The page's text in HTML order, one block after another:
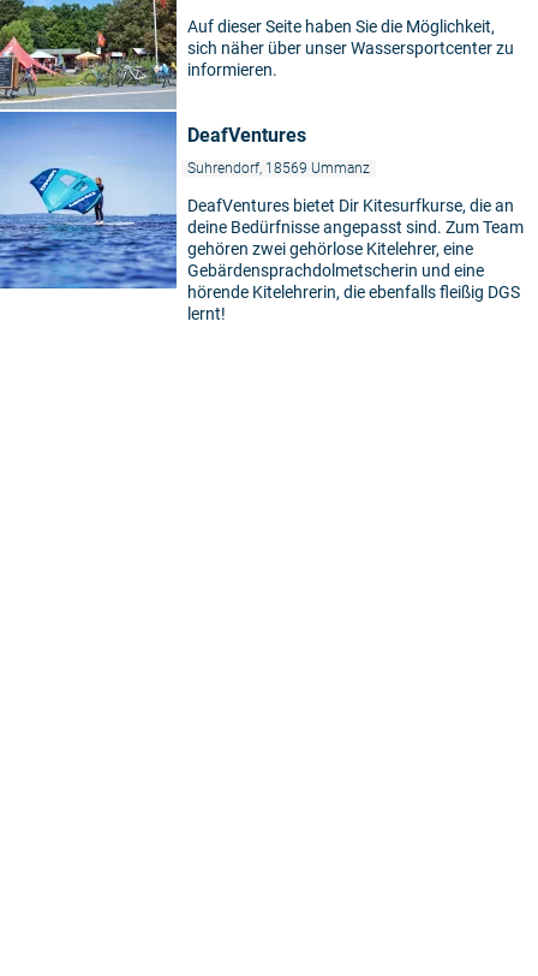
Auf dieser Seite haben Sie die Möglichkeit,
sich näher über unser Wassersportcenter zu
informieren.
DeafVentures
Suhrendorf, 18569 Ummanz
DeafVentures bietet Dir Kitesurfkurse, die an
deine Bedürfnisse angepasst sind. Zum Team
gehören zwei gehörlose Kitelehrer, eine
Gebärdensprachdolmetscherin und eine
hörende Kitelehrerin, die ebenfalls fleißig DGS
lernt!